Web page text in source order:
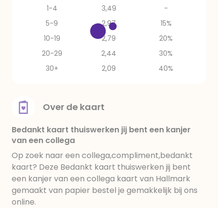
1-4
3,49
-
5-9
2,97
15%
10-19
2,79
20%
20-29
2,44
30%
30+
2,09 40%
Over de kaart
Bedankt kaart thuiswerken jij bent een kanjer
van een collega
Op zoek naar een collega,compliment,bedankt
kaart? Deze Bedankt kaart thuiswerken jij bent
een kanjer van een collega kaart van Hallmark
gemaakt van papier bestel je gemakkelijk bij ons
online.